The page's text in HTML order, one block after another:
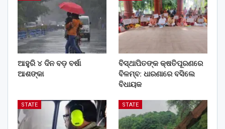
ଆହୁରି ୪ ଦିନ ବଡ଼ ବର୍ଷା
ଆଶଙ୍କା
ବିସ୍ଥାପିତଙ୍କ କ୍ଷତିପୂରଣରେ
ବିଳମ୍ବ: ଧାରଣାରେ ବସିଲେ
ବିଧାୟକ
STATE STATE